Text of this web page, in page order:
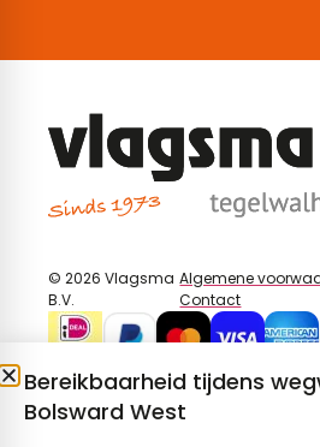
© 2026 Vlagsma
B.V.
Algemene
Contact
Bereikbaarheid tijdens
Bolsward West